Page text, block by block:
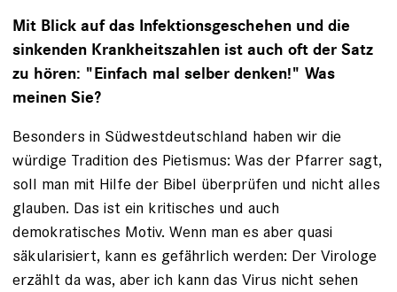
Mit Blick auf das Infektionsgeschehen und die
sinkenden Krankheitszahlen ist auch oft der Satz
zu hören: "Einfach mal selber denken!" Was
meinen Sie?
Besonders in Südwestdeutschland haben wir die
würdige Tradition des Pietismus: Was der Pfarrer sagt,
soll man mit Hilfe der Bibel überprüfen und nicht alles
glauben. Das ist ein kritisches und auch
demokratisches Motiv. Wenn man es aber quasi
säkularisiert, kann es gefährlich werden: Der Virologe
erzählt da was, aber ich kann das Virus nicht sehen